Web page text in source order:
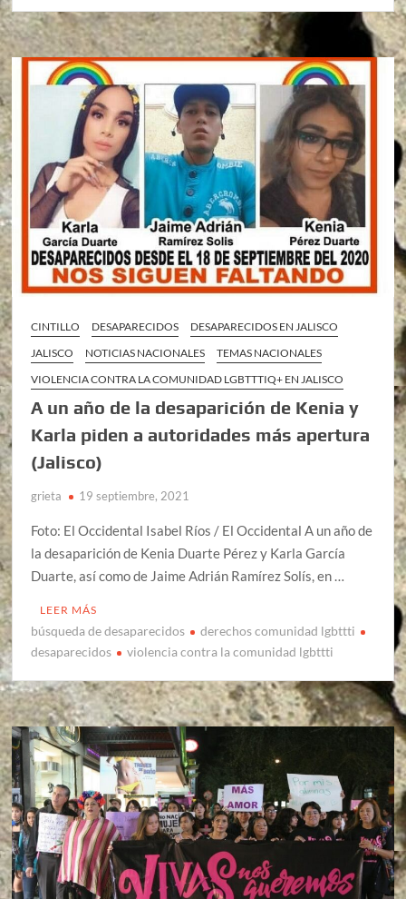
CINTILLO DESAPARECIDOS
DESAPARECIDOS EN JALISCO
JALISCO
NOTICIAS NACIONALES
TEMAS NACIONALES
VIOLENCIA CONTRA LA COMUNIDAD LGBTTTIQ+ EN JALISCO
A un año de la desaparición de Kenia y
Karla piden a autoridades más apertura
(Jalisco)
grieta 19 septiembre, 2021
Foto: El Occidental Isabel Ríos / El Occidental A un año de
la desaparición de Kenia Duarte Pérez y Karla García
Duarte, así como de Jaime Adrián Ramírez Solís, en …
LEER MÁS
búsqueda de desaparecidos
derechos comunidad lgbttti
desaparecidos
violencia contra la comunidad lgbttti